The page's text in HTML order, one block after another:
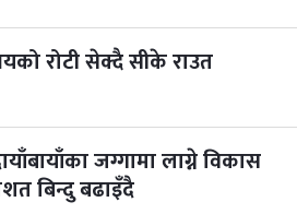
रोटी सेक्दै सीके राउत
जग्गामा लाग्ने विकास
बिन्दु बढाइँदै